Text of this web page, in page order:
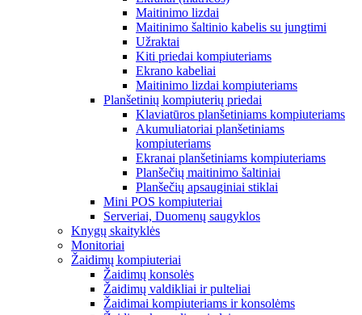
Maitinimo lizdai
Maitinimo šaltinio kabelis su jungtimi
Užraktai
Kiti priedai kompiuteriams
Ekrano kabeliai
Maitinimo lizdai kompiuteriams
Planšetinių kompiuterių priedai
Klaviatūros planšetiniams kompiuteriams
Akumuliatoriai planšetiniams
kompiuteriams
Ekranai planšetiniams kompiuteriams
Planšečių maitinimo šaltiniai
Planšečių apsauginiai stiklai
Mini POS kompiuteriai
Serveriai, Duomenų saugyklos
Knygų skaityklės
Monitoriai
Žaidimų kompiuteriai
Žaidimų konsolės
Žaidimų valdikliai ir pulteliai
Žaidimai kompiuteriams ir konsolėms